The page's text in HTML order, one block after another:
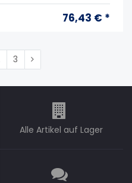
76,43 € *
3
Alle Artikel auf Lager